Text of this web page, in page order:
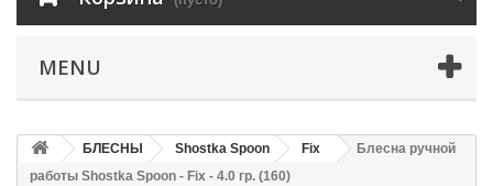
MENU
БЛЕСНЫ Shostka Spoon Fix
Блесна ручной
работы Shostka Spoon - Fix - 4.0 гр. (160)